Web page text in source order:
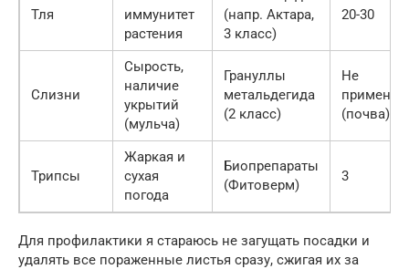
Тля
иммунитет
растения
(напр. Актара,
3 класс)
20-30
Слизни
Сырость,
наличие
укрытий
(мульча)
Грануллы
метальдегида
(2 класс)
Не
(почва)
Трипсы
Жаркая и
сухая
погода
Биопрепараты
(Фитоверм)
3
Для профилактики я стараюсь не загущать посадки и
удалять все пораженные листья сразу, сжигая их за